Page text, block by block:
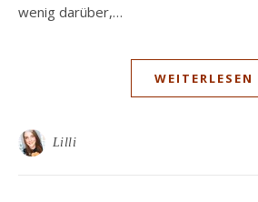
wenig darüber,…
WEITERLESEN
Lilli